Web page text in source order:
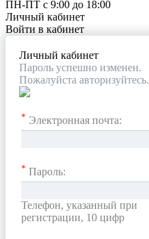
ПН-ПТ с 9:00 до 18:00
Личный кабинет
Войти в кабинет
Личный кабинет
Пароль успешно изменен.
Пожалуйста авторизуйтесь.
* Электронная почта:
* Пароль:
Телефон, указанный при
регистрации, 10 цифр